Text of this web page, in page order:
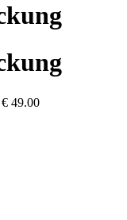
€ 49.00